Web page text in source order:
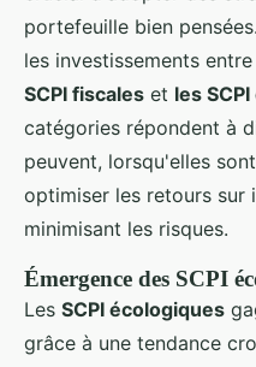
portefeuille bien
les investissements
SCPI fiscales et les
catégories répondent à
peuvent, lorsqu'elles
optimiser les retours sur
minimisant les risques.
Émergence des SCPI
Les SCPI écologiques
grâce à une tendance